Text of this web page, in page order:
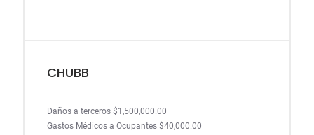
CHUBB
Daños a terceros $1,500,000.00
Gastos Médicos a Ocupantes $40,000.00